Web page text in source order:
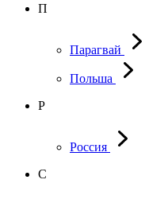
П
Парагвай
Польша
Р
Россия
С